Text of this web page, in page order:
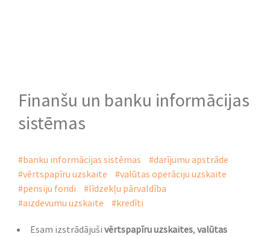
Finanšu un banku informācijas
sistēmas
#banku informācijas sistēmas
#darījumu apstrāde
#vērtspapīru uzskaite
#valūtas operāciju uzskaite
#pensiju fondi
#līdzekļu pārvaldība
#aizdevumu uzskaite
#kredīti
Esam izstrādājuši vērtspapīru uzskaites, valūtas